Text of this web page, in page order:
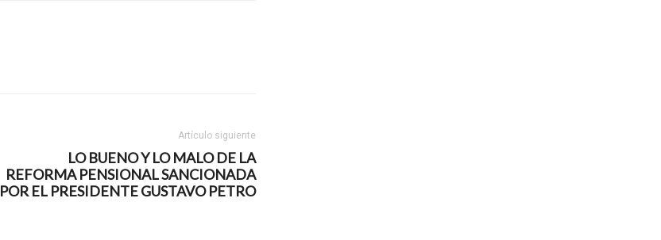
Artículo siguiente
LO BUENO Y LO MALO DE LA
REFORMA PENSIONAL SANCIONADA
POR EL PRESIDENTE GUSTAVO PETRO